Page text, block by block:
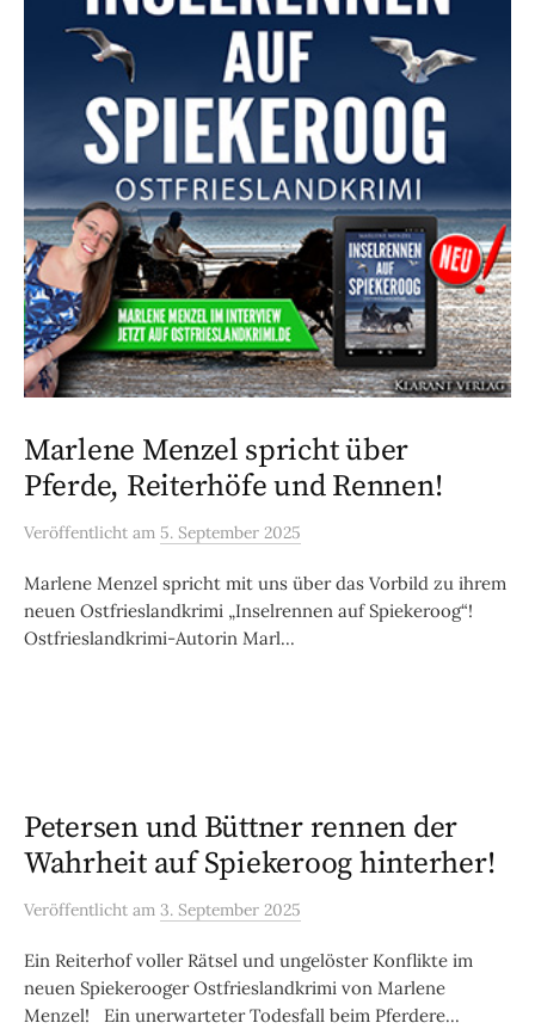
Marlene Menzel spricht über
Pferde, Reiterhöfe und Rennen!
Veröffentlicht am 5. September 2025
Marlene Menzel spricht mit uns über das Vorbild zu ihrem
neuen Ostfrieslandkrimi „Inselrennen auf Spiekeroog“!
Ostfrieslandkrimi-Autorin Marl...
Petersen und Büttner rennen der
Wahrheit auf Spiekeroog hinterher!
Veröffentlicht am 3. September 2025
Ein Reiterhof voller Rätsel und ungelöster Konflikte im
neuen Spiekerooger Ostfrieslandkrimi von Marlene
Menzel! Ein unerwarteter Todesfall beim Pferdere...